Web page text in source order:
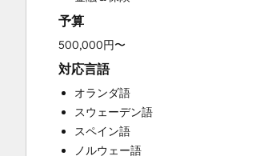
Email Marketing
Full Inbound Marketing Services
Help Desk Implementation
Knowledge Base Development
Paid Advertising
Sales and Marketing Alignment
Sales Coaching and Training
予算
500,000円〜
対応言語
オランダ語
スウェーデン語
スペイン語
ノルウェー語